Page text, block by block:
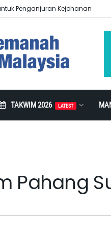
Penganjuran Kejohanan
TAKWIM 2026 LATEST
Pahang